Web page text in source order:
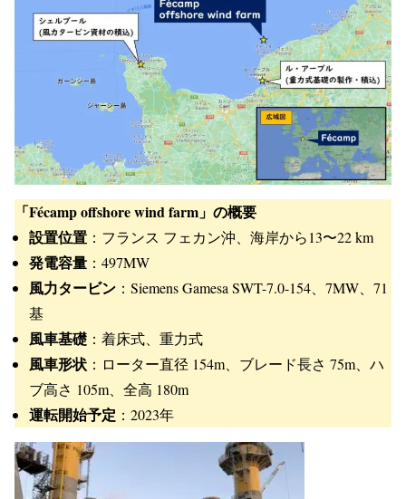
「Fécamp offshore wind farm」の概要
設置位置 ：フランス フェカン沖、海岸から13〜22 km
発電容量 ：497MW
風力タービン ：Siemens Gamesa SWT-7.0-154、7MW、71
基
風車基礎 ：着床式、重力式
風車形状 ：ローター直径 154m、ブレード長さ 75m、ハ
ブ高さ 105m、全高 180m
運転開始予定 ：2023年